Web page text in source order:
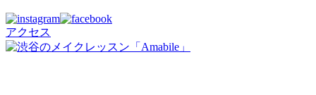
アクセス